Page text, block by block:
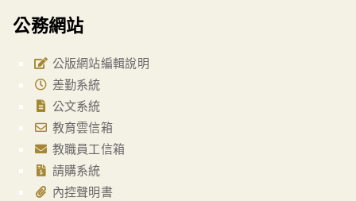
公務網站
公版網站編輯說明
差勤系統
公文系統
教育雲信箱
教職員工信箱
請購系統
內控聲明書